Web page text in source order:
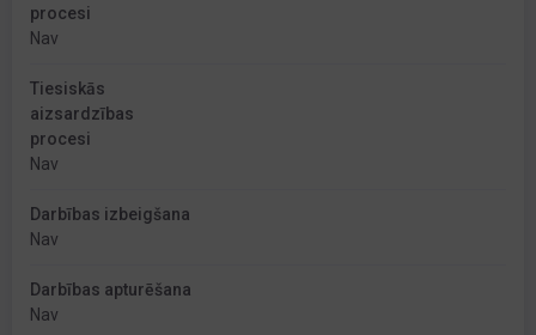
procesi
Nav
Tiesiskās
aizsardzības
procesi
Nav
Darbības izbeigšana
Nav
Darbības apturēšana
Nav